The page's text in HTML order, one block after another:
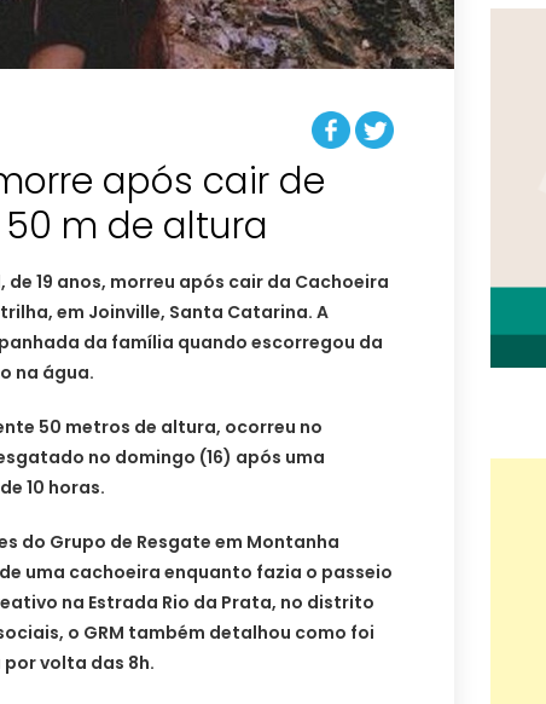
após cair de
m de altura
de 19 anos, morreu após cair da Cachoeira
em Joinville, Santa Catarina. A
da família quando escorregou da
na água.
50 metros de altura, ocorreu no
no domingo (16) após uma
10 horas.
do Grupo de Resgate em Montanha
uma cachoeira enquanto fazia o passeio
na Estrada Rio da Prata, no distrito
o GRM também detalhou como foi
volta das 8h.